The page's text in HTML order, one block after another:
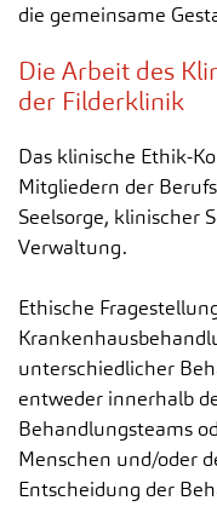
die gemeinsame
Die Arbeit des
der Filderklinik
Das klinische Ethik-
Mitgliedern der
Seelsorge, klinischer
Verwaltung.
Ethische
unterschiedlicher
entweder innerhalb
Behandlungsteams
Menschen und/oder
Entscheidung der